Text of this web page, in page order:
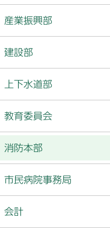
産業振興部
建設部
上下水道部
教育委員会
消防本部
市民病院事務局
会計